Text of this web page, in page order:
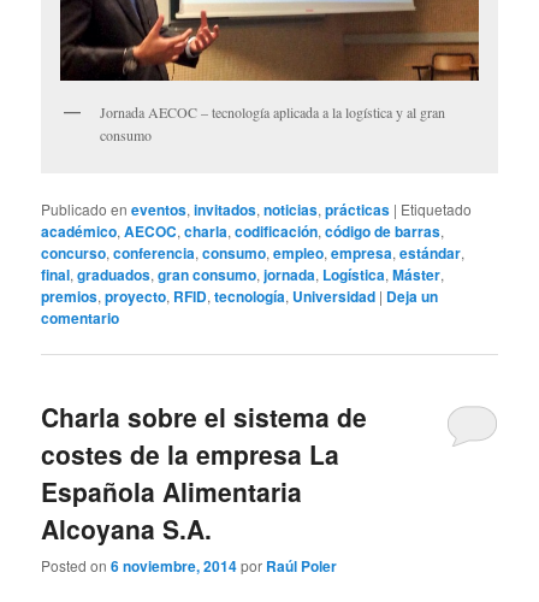
Jornada AECOC – tecnología aplicada a la logística y al gran
consumo
Publicado en eventos,invitados,noticias,prácticas | Etiquetado
académico,AECOC,charla,codificación,código de barras,
concurso,conferencia,consumo,empleo,empresa,estándar,
final,graduados,gran consumo,jornada, Logística,Máster,
premios,proyecto, RFID,tecnología, Universidad | Deja un
comentario
Charla sobre el sistema de
costes de la empresa La
Española Alimentaria
Alcoyana S.A.
Posted on6 noviembre, 2014por Raúl Poler